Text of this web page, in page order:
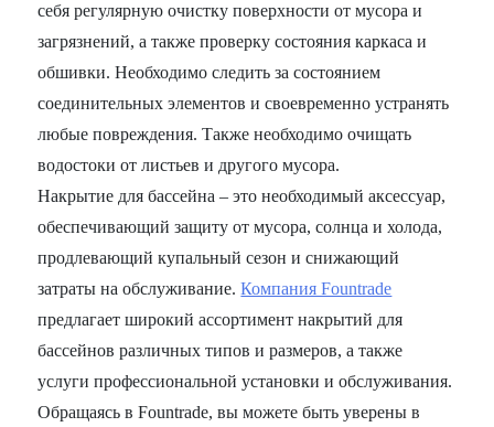
себя регулярную очистку поверхности от мусора и
загрязнений, а также проверку состояния каркаса и
обшивки. Необходимо следить за состоянием
соединительных элементов и своевременно устранять
любые повреждения. Также необходимо очищать
водостоки от листьев и другого мусора.
Накрытие для бассейна – это необходимый аксессуар,
обеспечивающий защиту от мусора, солнца и холода,
продлевающий купальный сезон и снижающий
затраты на обслуживание.Компания Fountrade
предлагает широкий ассортимент накрытий для
бассейнов различных типов и размеров, а также
услуги профессиональной установки и обслуживания.
Обращаясь в Fountrade, вы можете быть уверены в